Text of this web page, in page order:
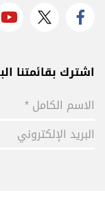
اشترك بقائمتنا